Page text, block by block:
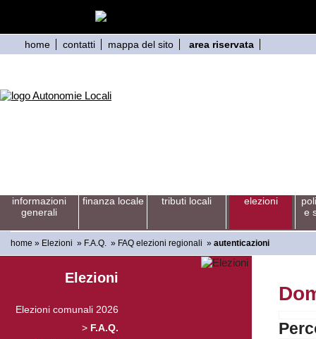
home contatti mappa del sito area riservata
informazioni
generali
finanza locale tributi locali elezioni
e
home » Elezioni » F.A.Q. » FAQ elezioni regionali » autenticazioni
Elezioni
Elezioni comunali 2026
> F.A.Q.